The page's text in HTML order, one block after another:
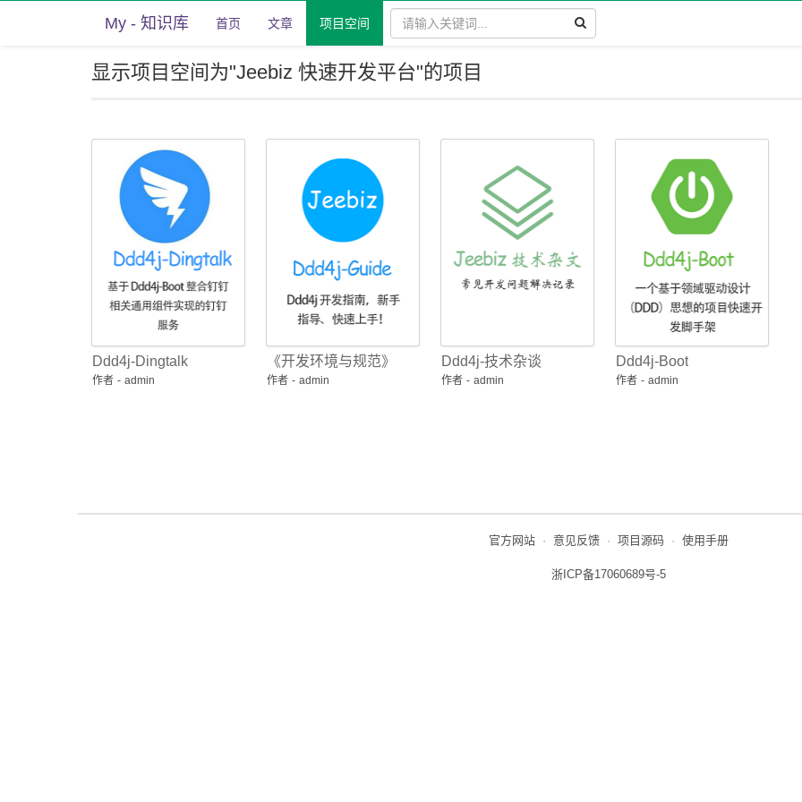
My - 知识库 首页 文章 项目空间
显示项目空间为"Jeebiz 快速开发平台"的项目
Ddd4j-Dingtalk
作者 - admin
《开发环境与规范》
作者 - admin
Ddd4j-技术杂谈
作者 - admin
Ddd4j-Boot
作者 - admin
官方网站 · 意见反馈 · 项目源码 · 使用手册
浙ICP备17060689号-5